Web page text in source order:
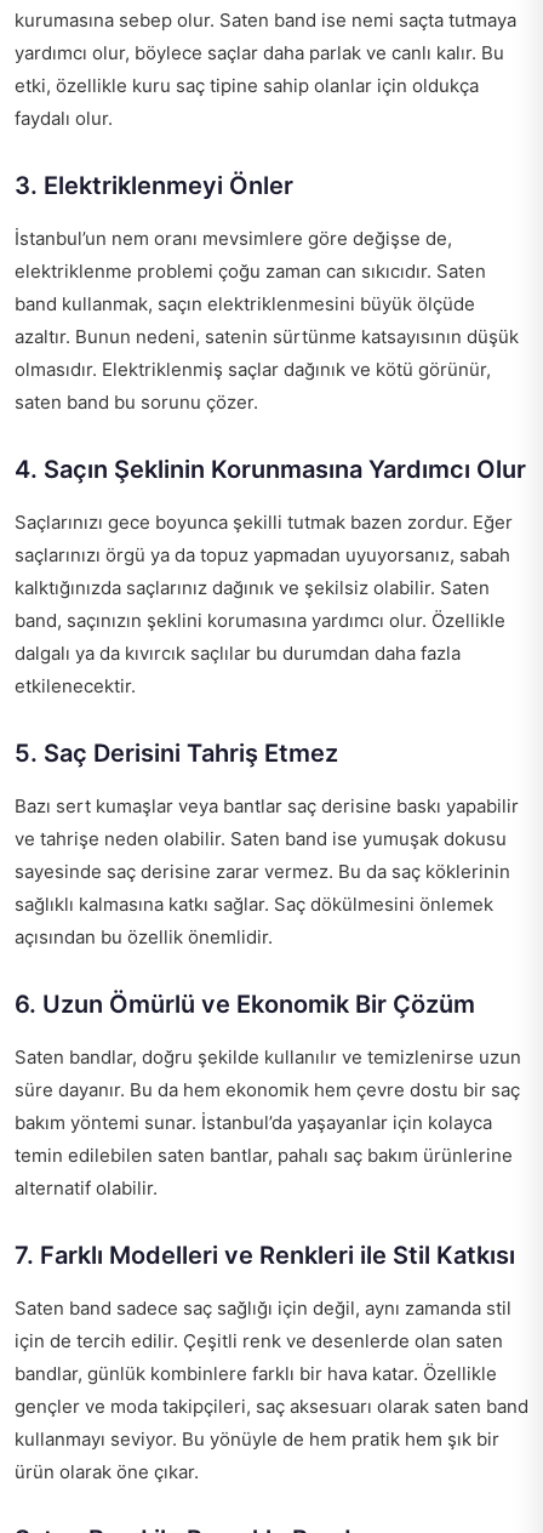
kurumasına sebep olur. Saten band ise nemi saçta tutmaya
yardımcı olur, böylece saçlar daha parlak ve canlı kalır. Bu
etki, özellikle kuru saç tipine sahip olanlar için oldukça
faydalı olur.
3. Elektriklenmeyi Önler
İstanbul’un nem oranı mevsimlere göre değişse de,
elektriklenme problemi çoğu zaman can sıkıcıdır. Saten
band kullanmak, saçın elektriklenmesini büyük ölçüde
azaltır. Bunun nedeni, satenin sürtünme katsayısının düşük
olmasıdır. Elektriklenmiş saçlar dağınık ve kötü görünür,
saten band bu sorunu çözer.
4. Saçın Şeklinin Korunmasına Yardımcı Olur
Saçlarınızı gece boyunca şekilli tutmak bazen zordur. Eğer
saçlarınızı örgü ya da topuz yapmadan uyuyorsanız, sabah
kalktığınızda saçlarınız dağınık ve şekilsiz olabilir. Saten
band, saçınızın şeklini korumasına yardımcı olur. Özellikle
dalgalı ya da kıvırcık saçlılar bu durumdan daha fazla
etkilenecektir.
5. Saç Derisini Tahriş Etmez
Bazı sert kumaşlar veya bantlar saç derisine baskı yapabilir
ve tahrişe neden olabilir. Saten band ise yumuşak dokusu
sayesinde saç derisine zarar vermez. Bu da saç köklerinin
sağlıklı kalmasına katkı sağlar. Saç dökülmesini önlemek
açısından bu özellik önemlidir.
6. Uzun Ömürlü ve Ekonomik Bir Çözüm
Saten bandlar, doğru şekilde kullanılır ve temizlenirse uzun
süre dayanır. Bu da hem ekonomik hem çevre dostu bir saç
bakım yöntemi sunar. İstanbul’da yaşayanlar için kolayca
temin edilebilen saten bantlar, pahalı saç bakım ürünlerine
alternatif olabilir.
7. Farklı Modelleri ve Renkleri ile Stil Katkısı
Saten band sadece saç sağlığı için değil, aynı zamanda stil
için de tercih edilir. Çeşitli renk ve desenlerde olan saten
bandlar, günlük kombinlere farklı bir hava katar. Özellikle
gençler ve moda takipçileri, saç aksesuarı olarak saten band
kullanmayı seviyor. Bu yönüyle de hem pratik hem şık bir
ürün olarak öne çıkar.